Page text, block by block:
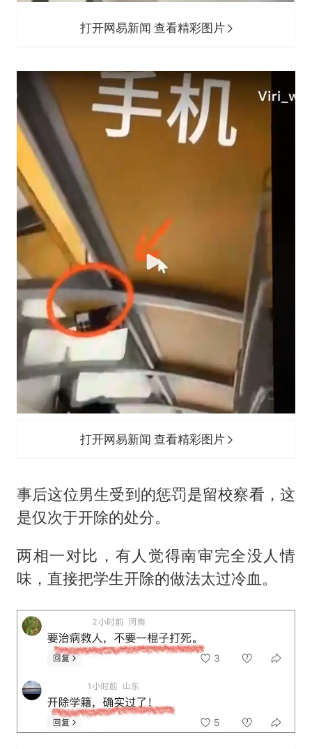
打开网易新闻 查看精彩图片
打开网易新闻 查看精彩图片
事后这位男生受到的惩罚是留校察看，这
是仅次于开除的处分。
两相一对比，有人觉得南审完全没人情
味，直接把学生开除的做法太过冷血。